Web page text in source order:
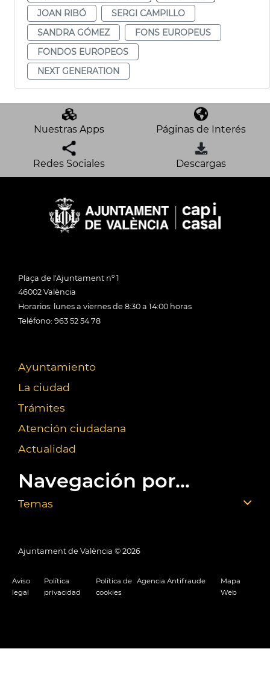
JOAN RIBÓ
SERGI CAMPILLO
SANDRA GÓMEZ
FONS EUROPEUS
FONDOS EUROPEOS
NEXT GENERATION
Nuestras Apps Páginas de Interés
Redes Sociales Descargas
Plaça de l'Ajuntament nº 1
46002 València
Horarios: lunes a viernes de 8:30 a 14:00 horas
Teléfono: 963 52 54 78
Ayuntamiento
La ciudad
Trámites
Atención ciudadana
Actualidad
Navegación por...
Temas
Ajuntament de València © 2026
Aviso
legal
Política
privacidad
Política de
cookies
Agencia Antifraude
Mapa
Web